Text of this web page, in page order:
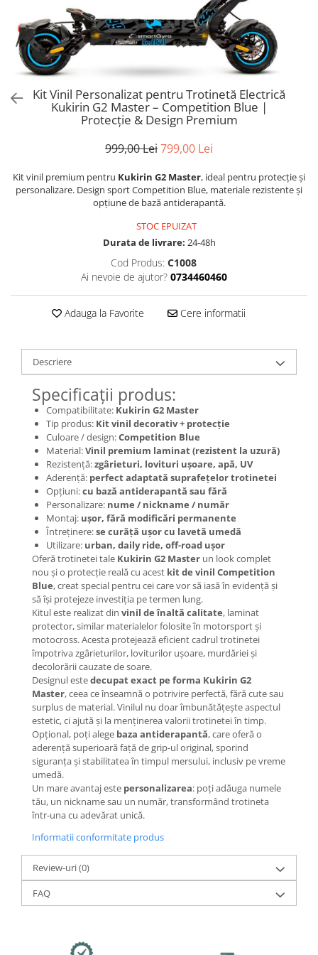
Trotinete Peste 3000 Lei
Trotinete cu Scaun
Trotinete cu Cheie
Trotinete cu Baterie Detașabilă
Trotinete cu Cheie
Trotinete cu Suspensii
Trotinete cu Ghidon Reglabil
ATV 200cc
ATV 1000W
ATV 1500W
Suporturi pentru telefon
Oglinzi retrovizoare
Ornamente, stickere & viniluri
Iluminare decorativă
KuKirin G3
KuKirin G2 Master
KuKirin G1 Pro
KuKirin V1 Pro
KuKirin V2
KuKirin S1 Max
KuKirin T3
Anvelope pneumatice
Anvelope solide
Electronică
Acceleratoare & comenzi
Display-uri / ecrane
Lumini / iluminare
Motoare
Cabluri motoare
Senzori Hall
Baterii
Controlere & Conversoare DC/DC
Încărcătoare
Prize de încărcare
Cabluri pentru baterii
Componente baterii
Localizatoare GPS
Mecanică
Furci / mânere principale &
secundare
Pliere, pasadores & tije
Crickuri / suporturi parcare
Suspensii & amortizoare
Rulmenți
Transmisii & lanțuri
Claxoane / sonerii (timbres)
Frâne
Plăcuțe de frână
Etrieri
Cabluri de frână
Manete de frână
Kit Vinil Personalizat pentru Trotinetă Electrică
Kukirin G2 Master – Competition Blue |
Protecție & Design Premium
999,00 Lei799,00 Lei
Kit vinil premium pentru Kukirin G2 Master, ideal pentru protecție și
personalizare. Design sport Competition Blue, materiale rezistente și
opțiune de bază antiderapantă.
STOC EPUIZAT
Durata de livrare: 24-48h
Cod Produs: C1008
Ai nevoie de ajutor? 0734460460
Adauga la Favorite Cere informatii
Descriere
Specificații produs:
Compatibilitate: Kukirin G2 Master
Tip produs: Kit vinil decorativ + protecție
Culoare / design:Competition Blue
Material:Vinil premium laminat (rezistent la uzură)
Rezistență:zgârieturi, lovituri ușoare, apă, UV
Aderență: perfect adaptată suprafețelor trotinetei
Opțiuni:cu bază antiderapantă sau fără
Personalizare: nume / nickname / număr
Montaj: ușor, fără modificări permanente
Întreținere:se curăță ușor cu lavetă umedă
Utilizare: urban, daily ride, off-road ușor
Oferă trotinetei tale Kukirin G2 Master un look complet
nou și o protecție reală cu acest kit de vinil Competition
Blue, creat special pentru cei care vor să iasă în evidență și
să își protejeze investiția pe termen lung.
Kitul este realizat din vinil de înaltă calitate, laminat
protector, similar materialelor folosite în motorsport și
motocross. Acesta protejează eficient cadrul trotinetei
împotriva zgârieturilor, loviturilor ușoare, murdăriei și
decolorării cauzate de soare.
Designul estedecupat exact pe forma Kukirin G2
Master, ceea ce înseamnă o potrivire perfectă, fără cute sau
surplus de material. Vinilul nu doar îmbunătățește aspectul
estetic, ci ajută și la menținerea valorii trotinetei în timp.
Opțional, poți alege baza antiderapantă, care oferă o
aderență superioară față de grip-ul original, sporind
siguranța și stabilitatea în timpul mersului, inclusiv pe vreme
umedă.
Un mare avantaj este personalizarea: poți adăuga numele
tău, un nickname sau un număr, transformând trotineta
într-una cu adevărat unică.
Informatii conformitate produs
Review-uri(0)
FAQ